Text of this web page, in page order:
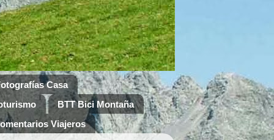
Casa
BTT Bici Montaña
Viajeros